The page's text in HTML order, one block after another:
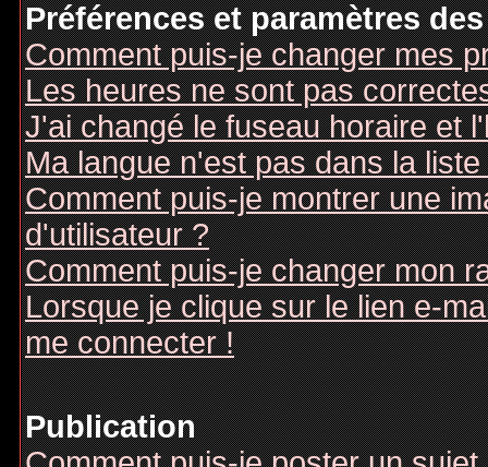
Préférences et paramètres
Comment puis-je changer mes
Les heures ne sont pas
J'ai changé le fuseau horaire et
Ma langue n'est pas dans la liste
Comment puis-je montrer une
d'utilisateur ?
Comment puis-je changer mon
Lorsque je clique sur le lien e-
me connecter !
Publication